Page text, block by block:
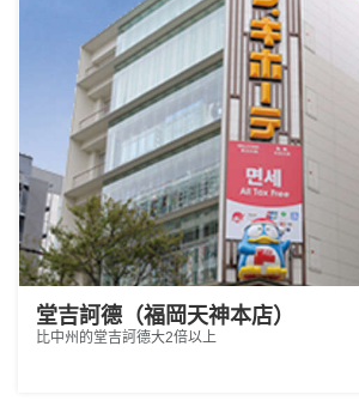
堂吉訶德（福岡天神本店）
比中州的堂吉訶德大2倍以上